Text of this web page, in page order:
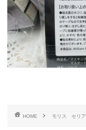
HOME モリス セリア